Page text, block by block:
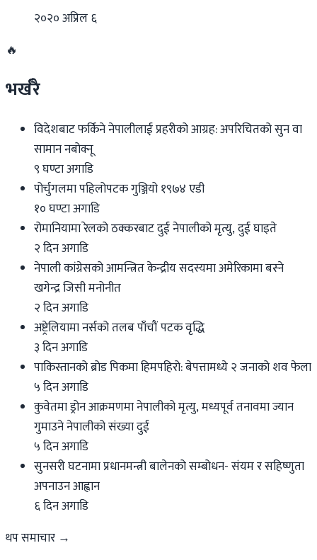
२०२० अप्रिल ६
🔥
भर्खरै
विदेशबाट फर्किने नेपालीलाई प्रहरीको आग्रह: अपरिचितको सुन वा
सामान नबोक्नू
९ घण्टा अगाडि
पोर्चुगलमा पहिलोपटक गुञ्जियो १९७४ एडी
१० घण्टा अगाडि
रोमानियामा रेलको ठक्करबाट दुई नेपालीको मृत्यु, दुई घाइते
२ दिन अगाडि
नेपाली कांग्रेसको आमन्त्रित केन्द्रीय सदस्यमा अमेरिकामा बस्ने
खगेन्द्र जिसी मनोनीत
२ दिन अगाडि
अष्ट्रेलियामा नर्सको तलब पाँचौं पटक वृद्धि
३ दिन अगाडि
पाकिस्तानको ब्रोड पिकमा हिमपहिरो: बेपत्तामध्ये २ जनाको शव फेला
५ दिन अगाडि
कुवेतमा ड्रोन आक्रमणमा नेपालीको मृत्यु, मध्यपूर्व तनावमा ज्यान
गुमाउने नेपालीको संख्या दुई
५ दिन अगाडि
सुनसरी घटनामा प्रधानमन्त्री बालेनको सम्बोधन- संयम र सहिष्णुता
अपनाउन आह्वान
६ दिन अगाडि
थप समाचार →